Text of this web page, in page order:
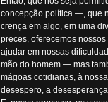
concepção política —, que
crença em algo, em uma
preces, oferecemos
ajudar em nossas
mão do homem — mas
mágoas cotidianas, à
desespero, a